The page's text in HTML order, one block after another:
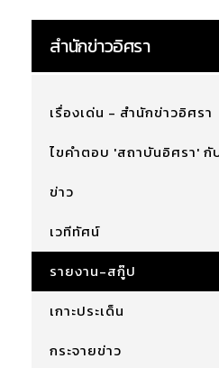
สำนักข่าวอิศรา
เรื่องเด่น - สำนักข่าวอิศรา
ไขคำตอบ 'สถาบันอิศรา'
ข่าว
เวทีทัศน์
รายงาน-สกู๊ป
เกาะประเด็น
กระจายข่าว